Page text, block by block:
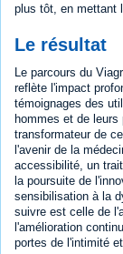
plus tôt, en mettant
Le résultat
Le parcours du
reflète l'impact
témoignages des
hommes et de leurs
transformateur de
l'avenir de la
accessibilité, un
la poursuite de
sensibilisation à la
suivre est celle de
l'amélioration
portes de l'intimité